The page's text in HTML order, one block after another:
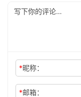
*昵称：
*邮箱：